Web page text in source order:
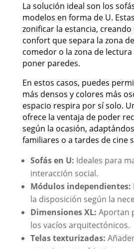
La solución ideal son los
modelos en forma de U.
zonificar la estancia, creando
confort que separa la zona
comedor o la zona de
poner paredes.
En estos casos, puedes
más densos y colores más
espacio respira por sí solo.
ofrece la ventaja de poder
según la ocasión,
familiares o a tardes de cine
Sofás en U: Ideales para
interacción social.
Módulos independientes:
la disposición según la
Dimensiones XL: Aportan
los vacíos arquitectónicos.
Telas texturizadas: